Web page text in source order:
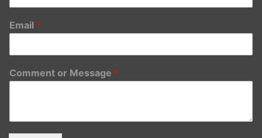
Email *
Comment or Message *